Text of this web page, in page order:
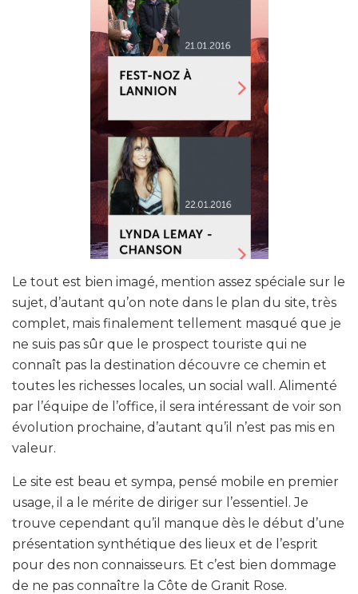
Le tout est bien imagé, mention assez spéciale sur le
sujet, d’autant qu’on note dans le plan du site, très
complet, mais finalement tellement masqué que je
ne suis pas sûr que le prospect touriste qui ne
connaît pas la destination découvre ce chemin et
toutes les richesses locales, un social wall. Alimenté
par l’équipe de l’office, il sera intéressant de voir son
évolution prochaine, d’autant qu’il n’est pas mis en
valeur.
Le site est beau et sympa, pensé mobile en premier
usage, il a le mérite de diriger sur l’essentiel. Je
trouve cependant qu’il manque dès le début d’une
présentation synthétique des lieux et de l’esprit
pour des non connaisseurs. Et c’est bien dommage
de ne pas connaître la Côte de Granit Rose.